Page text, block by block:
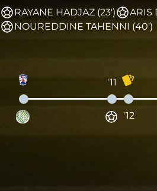
RAYANE HADJAZ (23')
ARIS
NOUREDDINE TAHENNI (40')
'11
'12